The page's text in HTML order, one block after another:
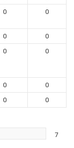
0 0
0 0
0 0
0
0
0 0
7